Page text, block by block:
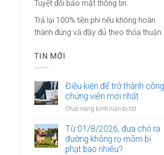
Tuyệt đối bảo mật thông tin.
Trả lại 100% tiền phí nếu không hoàn
thành đúng và đầy đủ theo thỏa thuận.
TIN MỚI
Điều kiện để trở thành công
chứng viên mới nhất
Chức năng bình luận bị tắt
kiện
để
Từ 01/8/2026, đưa chó ra
đường không rọ mõm bị
phạt bao nhiêu?